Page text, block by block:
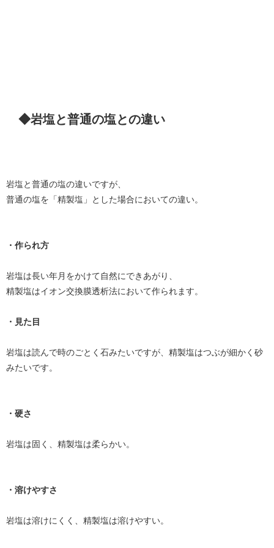
◆岩塩と普通の塩との違い
岩塩と普通の塩の違いですが、
普通の塩を「精製塩」とした場合においての違い。
・作られ方
岩塩は長い年月をかけて自然にできあがり、
精製塩はイオン交換膜透析法において作られます。
・見た目
岩塩は読んで時のごとく石みたいですが、精製塩はつぶが細かく砂
みたいです。
・硬さ
岩塩は固く、精製塩は柔らかい。
・溶けやすさ
岩塩は溶けにくく、精製塩は溶けやすい。